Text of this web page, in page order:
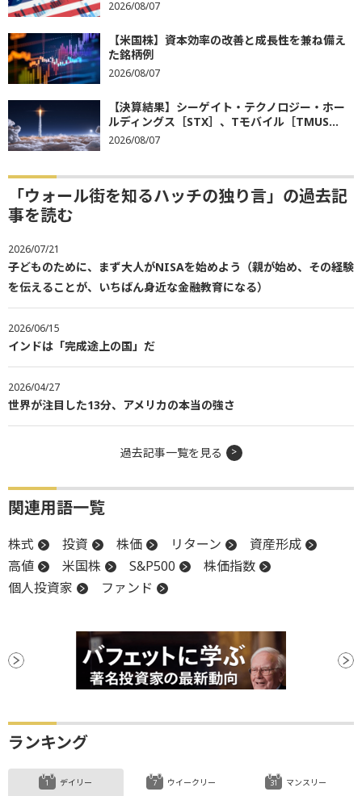
2026/08/07
【米国株】資本効率の改善と成長性を兼ね備え
た銘柄例
2026/08/07
【決算結果】シーゲイト・テクノロジー・ホー
ルディングス［STX］、Tモバイル［TMUS...
2026/08/07
「ウォール街を知るハッチの独り言」の過去記
事を読む
2026/07/21
子どものために、まず大人がNISAを始めよう（親が始め、その経験
を伝えることが、いちばん身近な金融教育になる）
2026/06/15
インドは「完成途上の国」だ
2026/04/27
世界が注目した13分、アメリカの本当の強さ
過去記事一覧を見る
関連用語一覧
株式 投資 株価 リターン
資産形成
高値
米国株 S&P500
株価指数
個人投資家
ファンド
ランキング
デイリー ウイークリー マンスリー